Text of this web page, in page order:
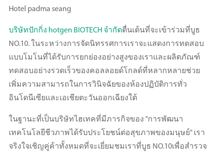
Hotel padma seang
บริษัทปักกิ่ง hotgen BIOTECH จำกัดตื่นเต้นที่จะเข้าร่วมที่บูธ
NO.10. ในระหว่างการจัดนิทรรศการเราจะแสดงการทดสอบ
แบบโมโนที่ได้รับการยกย่องอย่างสูงของเราและผลิตภัณฑ์
ทดสอบอย่างรวดเร็วของคอลลอยด์โกลด์ที่หลากหลายช่วย
เพิ่มความสามารถในการวินิจฉัยของห้องปฏิบัติการทั่ว
อินโดนีเซียและเอเชียตะวันออกเฉียงใต้
ในฐานะที่เป็นบริษัทไฮเทคที่มีภารกิจของ "การพัฒนา
เทคโนโลยีชีวภาพได้รับประโยชน์ต่อสุขภาพของมนุษย์" เรา
จริงใจเชิญคู่ค้าทั้งหมดที่จะเยี่ยมชมเราที่บูธ NO.10เพื่อสำรวจ